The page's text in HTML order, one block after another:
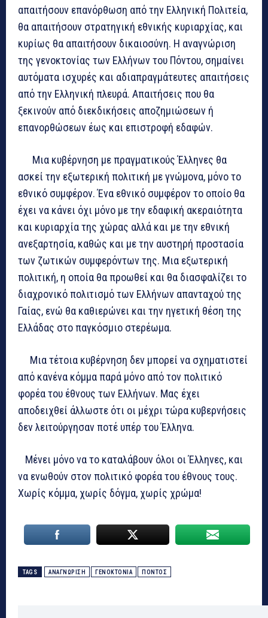
απαιτήσουν επανόρθωση από την Ελληνική Πολιτεία,
θα απαιτήσουν στρατηγική εθνικής κυριαρχίας, και
κυρίως θα απαιτήσουν δικαιοσύνη. Η αναγνώριση
της γενοκτονίας των Ελλήνων του Πόντου, σημαίνει
αυτόματα ισχυρές και αδιαπραγμάτευτες απαιτήσεις
από την Ελληνική πλευρά. Απαιτήσεις που θα
ξεκινούν από διεκδικήσεις αποζημιώσεων ή
επανορθώσεων έως και επιστροφή εδαφών.
Μια κυβέρνηση με πραγματικούς Έλληνες θα
ασκεί την εξωτερική πολιτική με γνώμονα, μόνο το
εθνικό συμφέρον. Ένα εθνικό συμφέρον το οποίο θα
έχει να κάνει όχι μόνο με την εδαφική ακεραιότητα
και κυριαρχία της χώρας αλλά και με την εθνική
ανεξαρτησία, καθώς και με την αυστηρή προστασία
των ζωτικών συμφερόντων της. Μια εξωτερική
πολιτική, η οποία θα προωθεί και θα διασφαλίζει το
διαχρονικό πολιτισμό των Ελλήνων απανταχού της
Γαίας, ενώ θα καθιερώνει και την ηγετική θέση της
Ελλάδας στο παγκόσμιο στερέωμα.
Μια τέτοια κυβέρνηση δεν μπορεί να σχηματιστεί
από κανένα κόμμα παρά μόνο από τον πολιτικό
φορέα του έθνους των Ελλήνων. Μας έχει
αποδειχθεί άλλωστε ότι οι μέχρι τώρα κυβερνήσεις
δεν λειτούργησαν ποτέ υπέρ του Έλληνα.
Μένει μόνο να το καταλάβουν όλοι οι Έλληνες, και
να ενωθούν στον πολιτικό φορέα του έθνους τους.
Χωρίς κόμμα, χωρίς δόγμα, χωρίς χρώμα!
TAGS ΑΝΑΓΝΩΡΙΣΗ ΓΕΝΟΚΤΟΝΙΑ ΠΟΝΤΟΣ